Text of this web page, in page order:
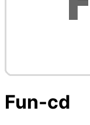
Fun-cd